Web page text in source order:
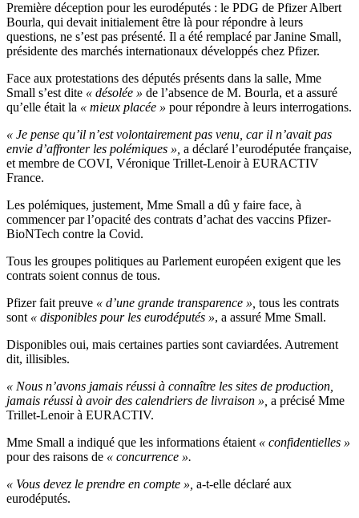
Première déception pour les eurodéputés : le PDG de Pfizer Albert
Bourla, qui devait initialement être là pour répondre à leurs
questions, ne s’est pas présenté. Il a été remplacé par Janine Small,
présidente des marchés internationaux développés chez Pfizer.
Face aux protestations des députés présents dans la salle, Mme
Small s’est dite « désolée » de l’absence de M. Bourla, et a assuré
qu’elle était la « mieux placée » pour répondre à leurs interrogations.
« Je pense qu’il n’est volontairement pas venu, car il n’avait pas
envie d’affronter les polémiques », a déclaré l’eurodéputée française,
et membre de COVI, Véronique Trillet-Lenoir à EURACTIV
France.
Les polémiques, justement, Mme Small a dû y faire face, à
commencer par l’opacité des contrats d’achat des vaccins Pfizer-
BioNTech contre la Covid.
Tous les groupes politiques au Parlement européen exigent que les
contrats soient connus de tous.
Pfizer fait preuve « d’une grande transparence », tous les contrats
sont « disponibles pour les eurodéputés », a assuré Mme Small.
Disponibles oui, mais certaines parties sont caviardées. Autrement
dit, illisibles.
« Nous n’avons jamais réussi à connaître les sites de production,
jamais réussi à avoir des calendriers de livraison », a précisé Mme
Trillet-Lenoir à EURACTIV.
Mme Small a indiqué que les informations étaient « confidentielles »
pour des raisons de « concurrence ».
« Vous devez le prendre en compte », a-t-elle déclaré aux
eurodéputés.